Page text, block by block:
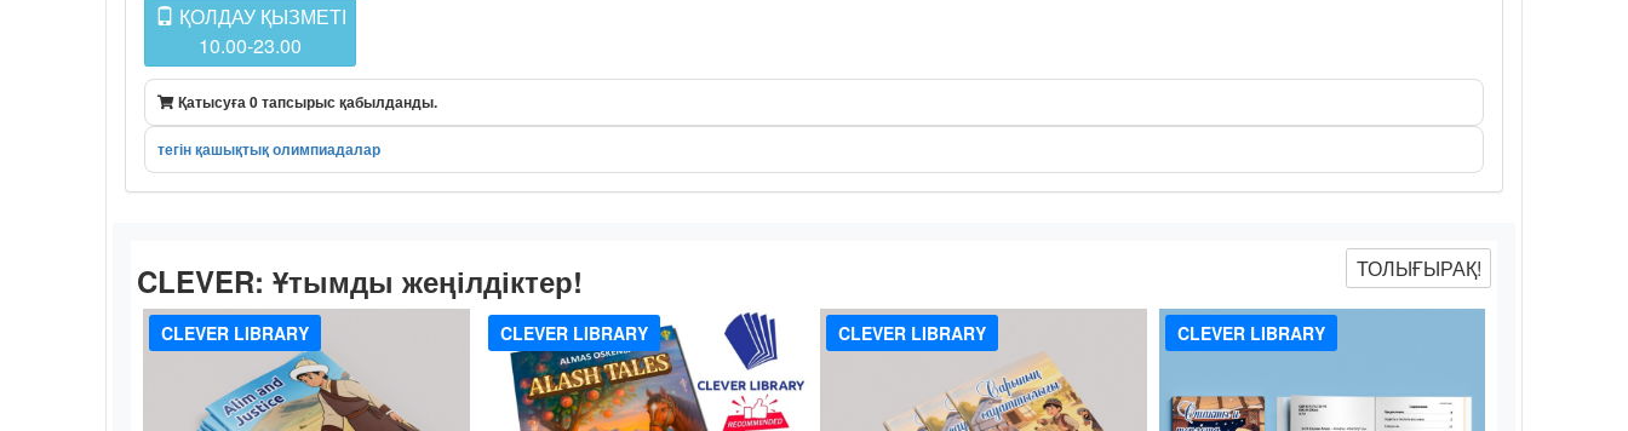
ҚОЛДАУ ҚЫЗМЕТІ
10.00-23.00
Қатысуға 0 тапсырыс қабылданды.
тегін қашықтық олимпиадалар
CLEVER: Ұтымды жеңілдіктер! ТОЛЫҒЫРАҚ!
CLEVER LIBRARY CLEVER LIBRARY CLEVER LIBRARY CLEVER LIBRARY